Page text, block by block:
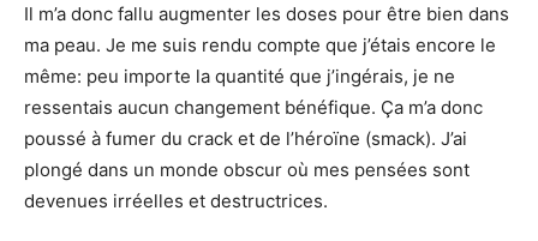
Il m’a donc fallu augmenter les doses pour être bien dans
ma peau. Je me suis rendu compte que j’étais encore le
même: peu importe la quantité que j’ingérais, je ne
ressentais aucun changement bénéfique. Ça m’a donc
poussé à fumer du crack et de l’héroïne (smack). J’ai
plongé dans un monde obscur où mes pensées sont
devenues irréelles et destructrices.